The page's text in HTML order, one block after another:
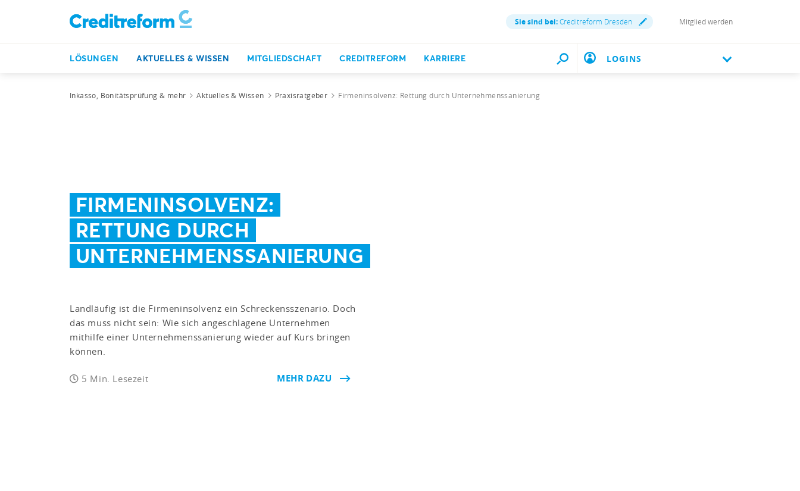
Sie sind bei:Creditreform Dresden Mitglied werden
LÖSUNGEN AKTUELLES & WISSEN MITGLIEDSCHAFT CREDITREFORM KARRIERE LOGINS
Inkasso, Bonitätsprüfung & mehr Aktuelles & Wissen Praxisratgeber Firmeninsolvenz: Rettung durch Unternehmenssanierung
FIRMENINSOLVENZ:
RETTUNG DURCH
UNTERNEHMENSSANIERUNG
Landläufig ist die Firmeninsolvenz ein Schreckensszenario. Doch
das muss nicht sein: Wie sich angeschlagene Unternehmen
mithilfe einer Unternehmenssanierung wieder auf Kurs bringen
können.
5 Min. Lesezeit MEHR DAZU